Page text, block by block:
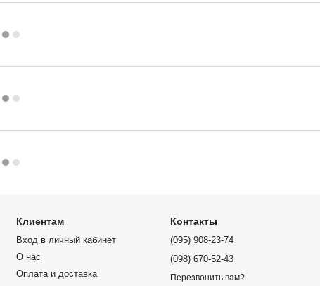
Клиентам
Вход в личный кабинет
О нас
Оплата и доставка
Контакты
(095) 908-23-74
(098) 670-52-43
Перезвонить вам?